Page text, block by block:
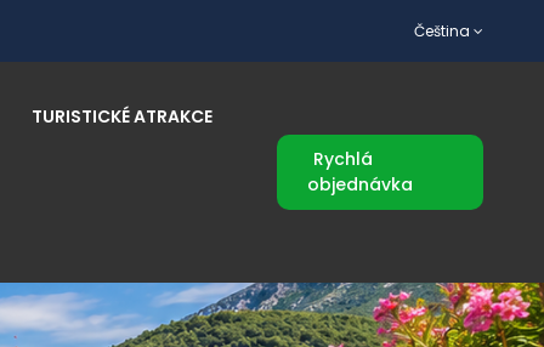
Čeština
TURISTICKÉ ATRAKCE
Rychlá
objednávka